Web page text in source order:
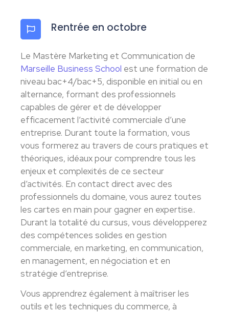
Rentrée en octobre
Le Mastère Marketing et Communication de
Marseille Business School est une formation de
niveau bac+4/bac+5, disponible en initial ou en
alternance, formant des professionnels
capables de gérer et de développer
efficacement l’activité commerciale d’une
entreprise. Durant toute la formation, vous
vous formerez au travers de cours pratiques et
théoriques, idéaux pour comprendre tous les
enjeux et complexités de ce secteur
d’activités. En contact direct avec des
professionnels du domaine, vous aurez toutes
les cartes en main pour gagner en expertise..
Durant la totalité du cursus, vous développerez
des compétences solides en gestion
commerciale, en marketing, en communication,
en management, en négociation et en
stratégie d’entreprise.
Vous apprendrez également à maîtriser les
outils et les techniques du commerce, à